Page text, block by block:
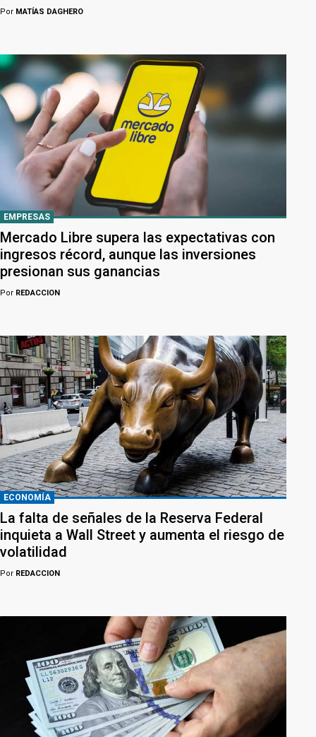
Por MATÍAS DAGHERO
EMPRESAS
Mercado Libre supera las expectativas con
ingresos récord, aunque las inversiones
presionan sus ganancias
Por REDACCION
ECONOMÍA
La falta de señales de la Reserva Federal
inquieta a Wall Street y aumenta el riesgo de
volatilidad
Por REDACCION